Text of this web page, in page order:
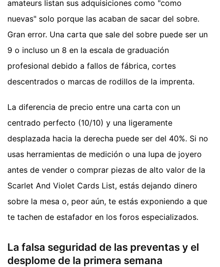
amateurs listan sus adquisiciones como "como
nuevas" solo porque las acaban de sacar del sobre.
Gran error. Una carta que sale del sobre puede ser un
9 o incluso un 8 en la escala de graduación
profesional debido a fallos de fábrica, cortes
descentrados o marcas de rodillos de la imprenta.
La diferencia de precio entre una carta con un
centrado perfecto (10/10) y una ligeramente
desplazada hacia la derecha puede ser del 40%. Si no
usas herramientas de medición o una lupa de joyero
antes de vender o comprar piezas de alto valor de la
Scarlet And Violet Cards List, estás dejando dinero
sobre la mesa o, peor aún, te estás exponiendo a que
te tachen de estafador en los foros especializados.
La falsa seguridad de las preventas y el
desplome de la primera semana